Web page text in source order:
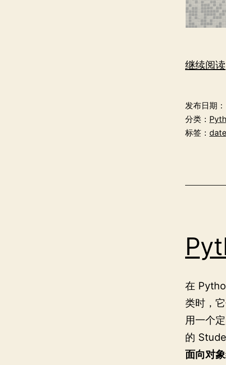
继续阅读
发布日期：
分类：
标签： date
在
类时，
用一个
的
面向对